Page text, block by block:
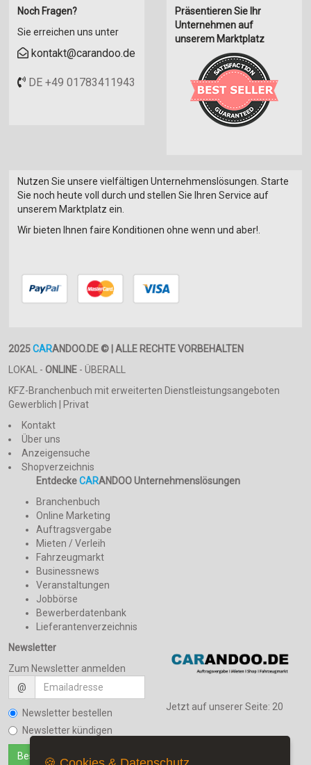
Noch Fragen?
Sie erreichen uns unter
kontakt@carandoo.de
DE +49 01783411943
Präsentieren Sie Ihr
Unternehmen auf
unserem Marktplatz
Nutzen Sie unsere vielfältigen Unternehmenslösungen. Starte
Sie noch heute voll durch und stellen Sie Ihren Service auf
unserem Marktplatz ein.
Wir bieten Ihnen faire Konditionen ohne wenn und aber!.
2025CARANDOO.DE © | ALLE RECHTE VORBEHALTEN
LOKAL - ONLINE - ÜBERALL
KFZ-Branchenbuch mit erweiterten Dienstleistungsangeboten
Gewerblich | Privat
Kontakt
Über uns
Anzeigensuche
Shopverzeichnis
EntdeckeCARANDOO Unternehmenslösungen
Branchenbuch
Online Marketing
Auftragsvergabe
Mieten / Verleih
Fahrzeugmarkt
Businessnews
Veranstaltungen
Jobbörse
Bewerberdatenbank
Lieferantenverzeichnis
Newsletter
Zum Newsletter anmelden
@
Newsletter bestellen
Newsletter kündigen
Jetzt auf unserer Seite: 20